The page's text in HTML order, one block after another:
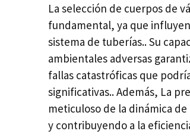
La selección de cuerpos de
fundamental, ya que
sistema de tuberías.. Su
ambientales adversas
fallas catastróficas que
significativas.. Además, La
meticuloso de la dinámica
y contribuyendo a la